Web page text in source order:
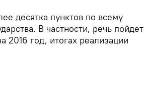
десятка пунктов по всему
В частности, речь пойдет
2016 год, итогах реализации